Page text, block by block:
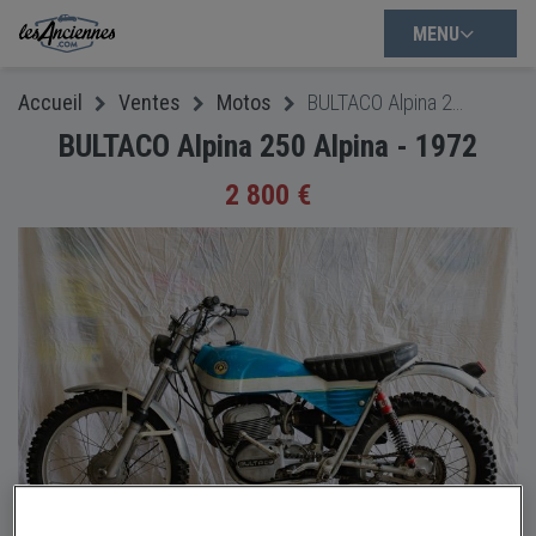
MENU
Accueil Ventes Motos
BULTACO Alpina 250 Alpina - 1972
2 800 €